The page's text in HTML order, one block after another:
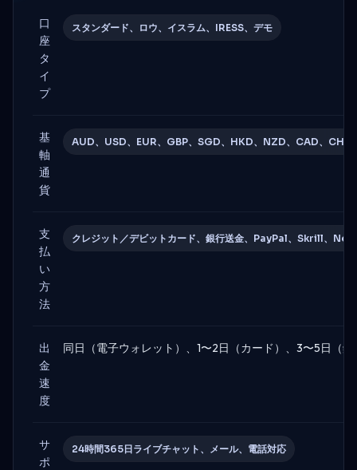
口
座
タ
イ
プ
スタンダード、ロウ、イスラム、IRESS、デモ
基
軸
通
貨
AUD、USD、EUR、GBP、SGD、HKD、NZD、CAD、CHF
支
払
い
方
法
クレジット／デビットカード、銀行送金、PayPal、Skrill、
出
金
速
度
同日（電子ウォレット）、1〜2日（カード）、3〜5日（
サ
ポ
24時間365日ライブチャット、メール、電話対応